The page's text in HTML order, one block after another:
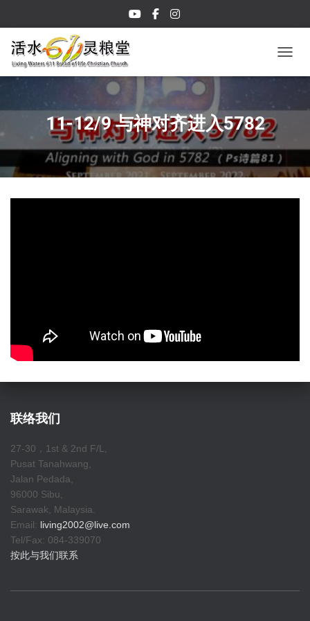
11-12/9 与神对齐进入5782
联络我们
27-30，1st & 2nd F/L,
Pusat Tanahwang,
Jalan Pedada,
96000 Sibu,
Sarawak, Malaysia.
Email: living2002@live.com
Tel/Fax: 084-339070
按此与我们联系